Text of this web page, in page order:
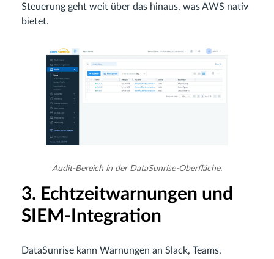
Steuerung geht weit über das hinaus, was AWS nativ
bietet.
Audit-Bereich in der DataSunrise-Oberfläche.
3. Echtzeitwarnungen und
SIEM-Integration
DataSunrise kann Warnungen an Slack, Teams,